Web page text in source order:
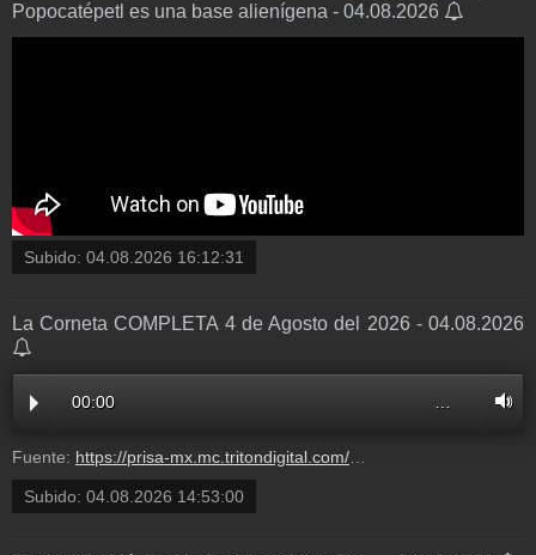
Popocatépetl es una base alienígena - 04.08.2026
Subido: 04.08.2026 16:12:31
La Corneta COMPLETA 4 de Agosto del 2026 - 04.08.2026
00:00
Fuente: https://prisa-mx.mc.tritondigital.com/LA_CORNETA_LOS40_MEXICO_550_P/media/mcv/los40mexico/multimedia/20260804/5056856_205334_audio_128.mp3?dest=la_corneta
Subido: 04.08.2026 14:53:00